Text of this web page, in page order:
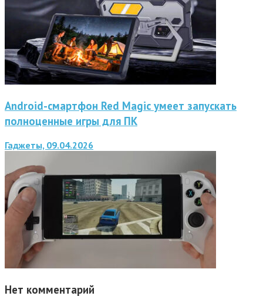
Android-смартфон Red Magic умеет запускать
полноценные игры для ПК
Гаджеты, 09.04.2026
Нет комментарий